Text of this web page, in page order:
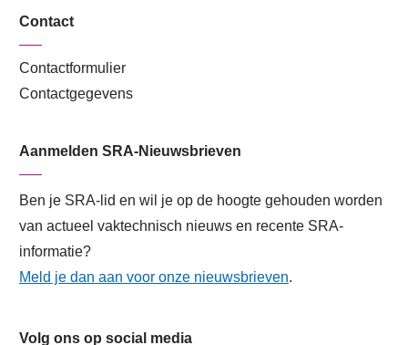
Contact
Contactformulier
Contactgegevens
Aanmelden SRA-Nieuwsbrieven
Ben je SRA-lid en wil je op de hoogte gehouden worden
van actueel vaktechnisch nieuws en recente SRA-
informatie?
Meld je dan aan voor onze nieuwsbrieven.
Volg ons op social media